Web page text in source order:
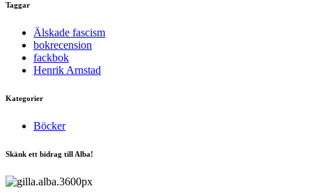
Taggar
Älskade fascism
bokrecension
fackbok
Henrik Arnstad
Kategorier
Böcker
Skänk ett bidrag till Alba!